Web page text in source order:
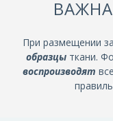
При размещении
образцыткани.
воспроизводят